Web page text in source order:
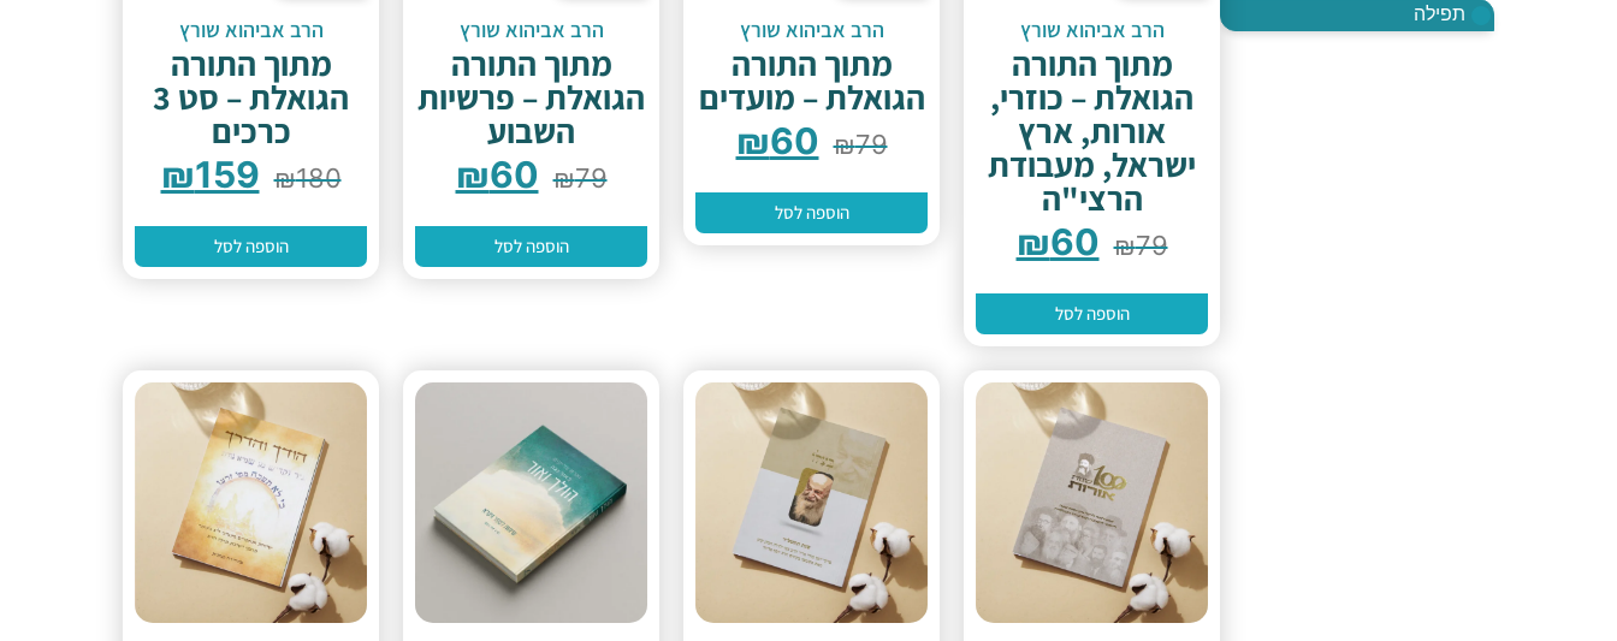
תפילה
הרב אביהוא שורץ
מתוך התורה
הגואלת – כוזרי,
אורות, ארץ
ישראל, מעבודת
הרצי"ה
₪79
₪60
הוספה לסל
הרב אביהוא שורץ
מתוך התורה
הגואלת – מועדים
₪79
₪60
הוספה לסל
הרב אביהוא שורץ
מתוך התורה
הגואלת – פרשיות
השבוע
₪79
₪60
הוספה לסל
הרב אביהוא שורץ
מתוך התורה
הגואלת – סט 3
כרכים
₪180
₪159
הוספה לסל